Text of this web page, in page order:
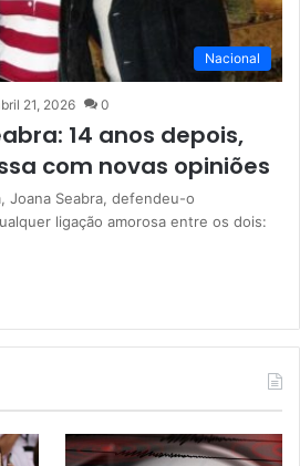
Nacional
21, 2026 0
14 anos depois,
com novas opiniões
Joana Seabra, defendeu-o
ligação amorosa entre os dois: